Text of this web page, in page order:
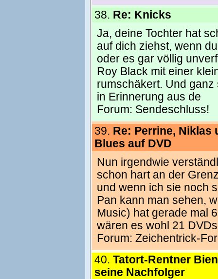
38. Re: Knicks
Ja, deine Tochter hat
auf dich ziehst, wenn
oder es gar völlig
Roy Black mit einer
rumschäkert. Und
in Erinnerung aus de
Forum: Sendeschluss!
39. Re: Perrine, Niklas
Blues auf DVD
Nun irgendwie
schon hart an der
und wenn ich sie noch
Pan kann man sehen,
Music) hat gerade mal
wären es wohl 21
Forum: Zeichentrick-
40. Tatort-Rentner
seine Nachfolger